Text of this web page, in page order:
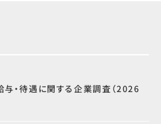
・待遇に関する企業調査（2026